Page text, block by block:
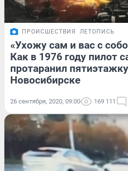
ПРОИСШЕСТВИЯ ЛЕТОПИСЬ
«Ухожу сам и вас с
Как в 1976 году пилот
протаранил
Новосибирске
26 сентября, 2020, 09:00 169 111